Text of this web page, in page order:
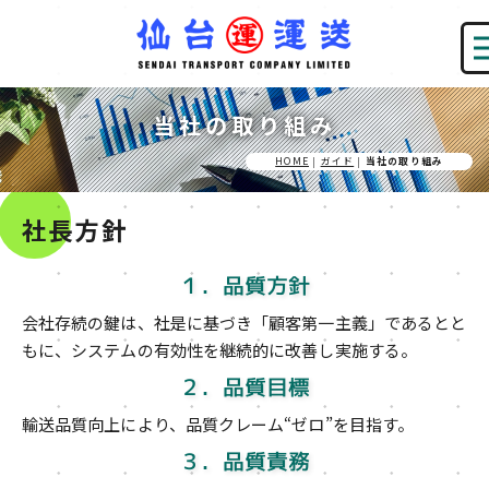
当社の取り組み
HOME | ガイド | 当社の取り組み
社長方針
１．品質方針
会社存続の鍵は、社是に基づき「顧客第一主義」であるとと
もに、システムの有効性を継続的に改善し実施する。
２．品質目標
輸送品質向上により、品質クレーム“ゼロ”を目指す。
３．品質責務